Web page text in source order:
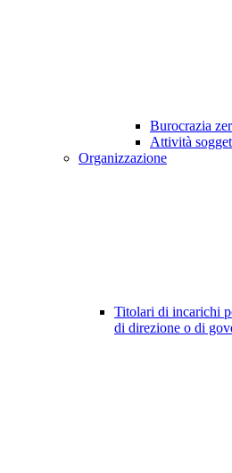
Burocrazia
Attività
Organizzazione
Titolari di incarichi
di direzione o di